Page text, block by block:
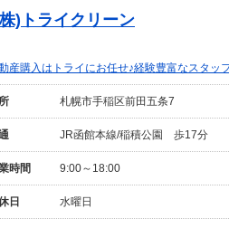
)トライクリーン
産購入はトライにお任せ♪経験豊富なスタッ
札幌市手稲区前田五条7
JR函館本線/稲積公園 歩17分
時間 9:00～18:00
日 水曜日